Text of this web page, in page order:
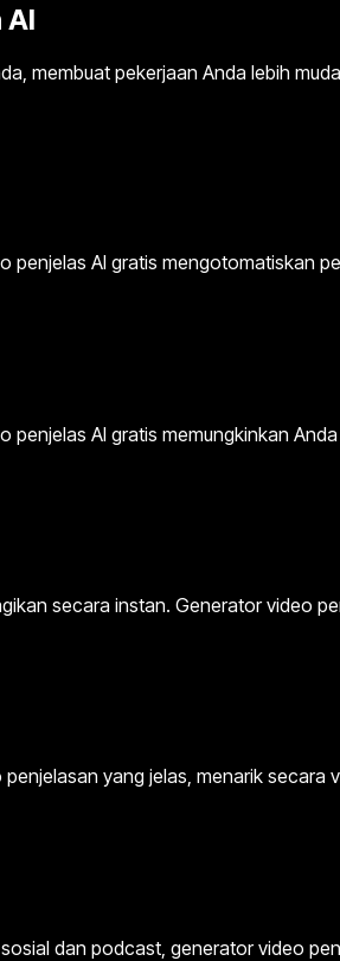
membuat pekerjaan Anda lebih
AI gratis mengotomatiskan
penjelas AI gratis memungkinkan
secara instan. Generator video
yang jelas, menarik
dan podcast, generator video